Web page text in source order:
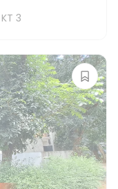
KT 3